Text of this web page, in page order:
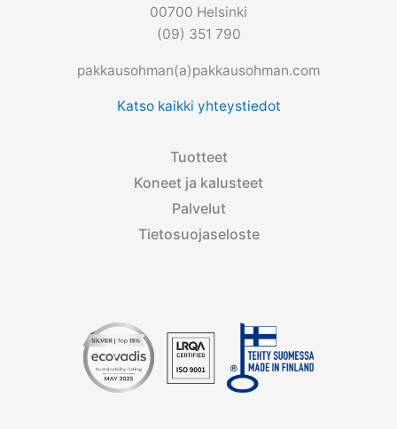
00700 Helsinki
(09) 351 790
pakkausohman(a)pakkausohman.com
Katso kaikki yhteystiedot
Tuotteet
Koneet ja kalusteet
Palvelut
Tietosuojaseloste